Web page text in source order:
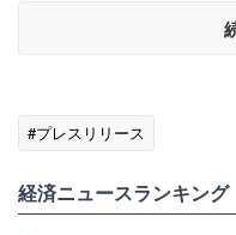
#プレスリリース
経済ニュースランキング